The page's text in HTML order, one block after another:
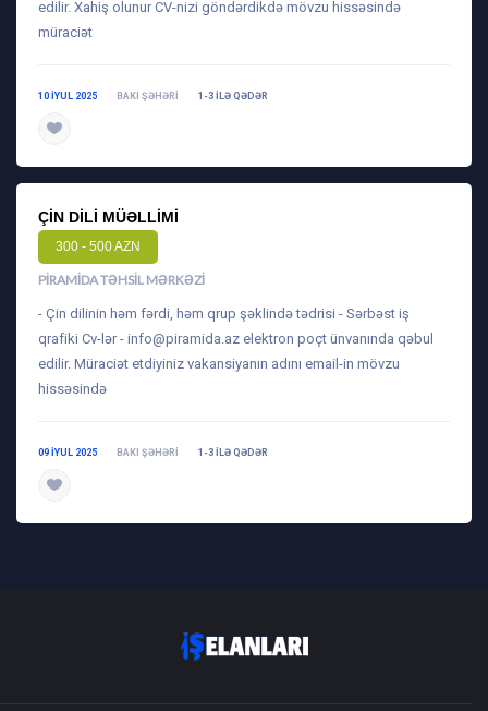
edilir. Xahiş olunur CV-nizi göndərdikdə mövzu hissəsində
müraciət
10 IYUL 2025 BAKI ŞƏHƏRI 1-3 ILƏ QƏDƏR
ÇIN DILI MÜƏLLIMI
300 - 500 AZN
PIRAMIDA TƏHSIL MƏRKƏZI
- Çin dilinin həm fərdi, həm qrup şəklində tədrisi - Sərbəst iş
qrafiki Cv-lər - info@piramida.az elektron poçt ünvanında qəbul
edilir. Müraciət etdiyiniz vakansiyanın adını email-in mövzu
hissəsində
09 IYUL 2025 BAKI ŞƏHƏRI 1-3 ILƏ QƏDƏR